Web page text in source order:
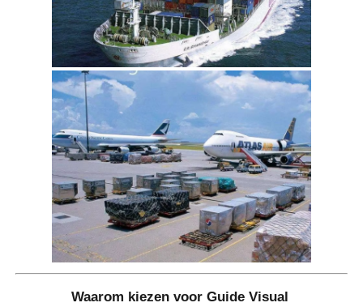
Waarom kiezen voor Guide Visual